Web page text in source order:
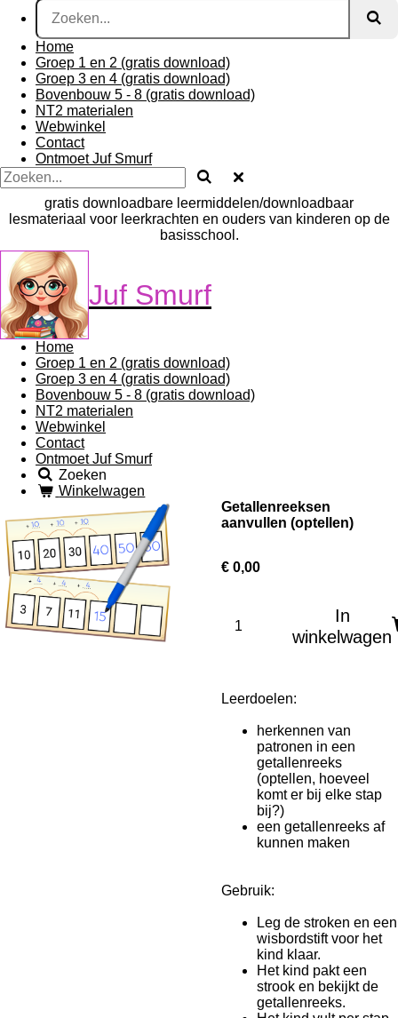
Home
Groep 1 en 2 (gratis download)
Groep 3 en 4 (gratis download)
Bovenbouw 5 - 8 (gratis download)
NT2 materialen
Webwinkel
Contact
Ontmoet Juf Smurf
gratis downloadbare leermiddelen/downloadbaar
lesmateriaal voor leerkrachten en ouders van kinderen op de
basisschool.
Juf Smurf
Home
Groep 1 en 2 (gratis download)
Groep 3 en 4 (gratis download)
Bovenbouw 5 - 8 (gratis download)
NT2 materialen
Webwinkel
Contact
Ontmoet Juf Smurf
Zoeken
Winkelwagen
Getallenreeksen
aanvullen (optellen)
€ 0,00
In
winkelwagen
Leerdoelen:
herkennen van
patronen in een
getallenreeks
(optellen, hoeveel
komt er bij elke stap
bij?)
een getallenreeks af
kunnen maken
Gebruik:
Leg de stroken en een
wisbordstift voor het
kind klaar.
Het kind pakt een
strook en bekijkt de
getallenreeks.